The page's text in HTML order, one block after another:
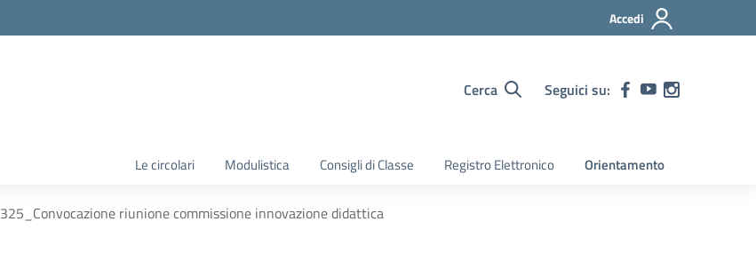
Accedi
Cerca Seguici su:
Le circolari Modulistica Consigli di Classe Registro Elettronico Orientamento
325_Convocazione riunione commissione innovazione didattica